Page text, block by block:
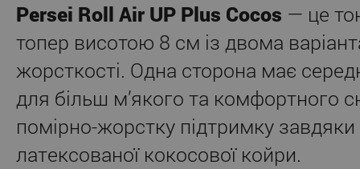
Persei Roll Air UP Plus Cocos — це
топер висотою 8 см із двома
жорсткості. Одна сторона має
для більш м’якого та комфортного
помірно-жорстку підтримку
латексованої кокосової койри.